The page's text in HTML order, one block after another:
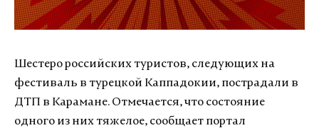
Шестеро российских туристов, следующих на
фестиваль в турецкой Каппадокии, пострадали в
ДТП в Карамане. Отмечается, что состояние
одного из них тяжелое, сообщает портал